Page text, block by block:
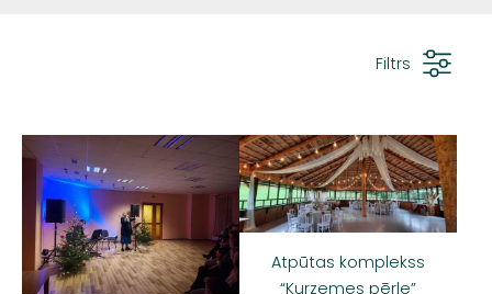
Filtrs
Atpūtas komplekss
“Kurzemes pērle”